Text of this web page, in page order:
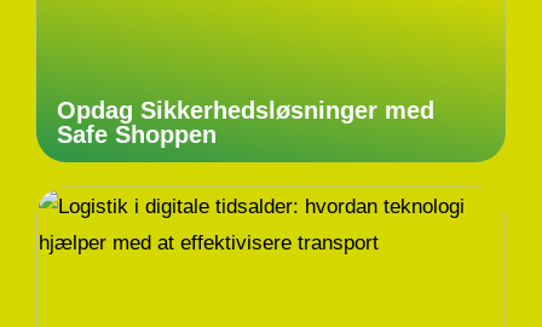
Opdag Sikkerhedsløsninger med
Safe Shoppen